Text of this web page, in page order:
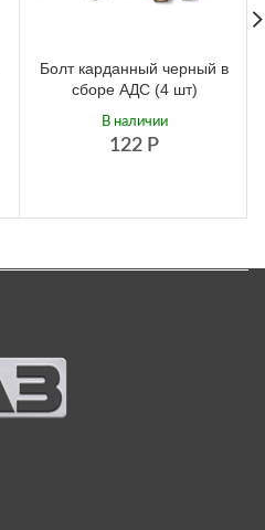
Болт карданный черный в
сборе АДС (4 шт)
122 Р
В наличии